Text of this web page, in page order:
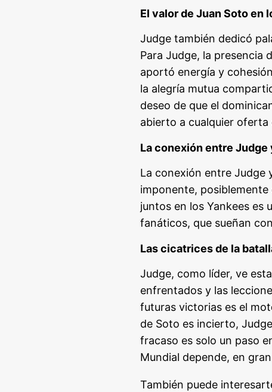
El valor de Juan Soto en
Judge también dedicó
Para Judge, la presencia
aportó energía y
la alegría mutua
deseo de que el
abierto a cualquier oferta
La conexión entre
La conexión entre Judge
imponente, posiblemente
juntos en los Yankees es
fanáticos, que sueñan
Las cicatrices de la
Judge, como líder, ve
enfrentados y las
futuras victorias es el
de Soto es incierto,
fracaso es solo un paso
Mundial depende, en
También puede